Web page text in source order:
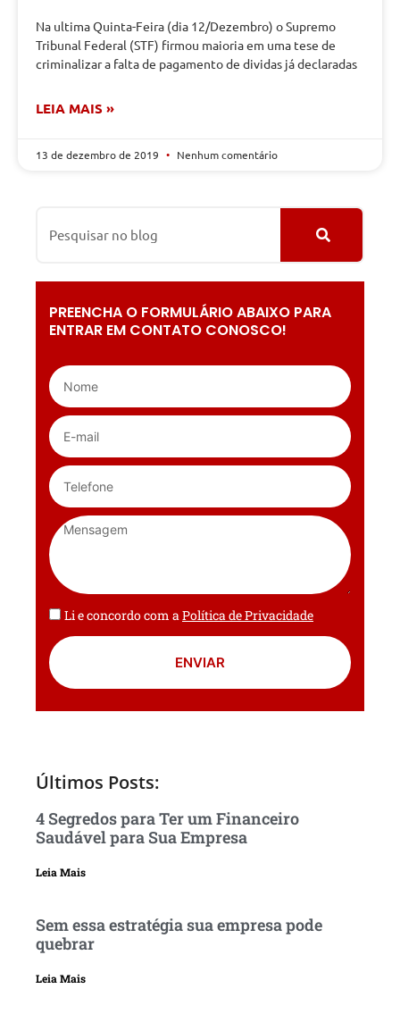
Na ultima Quinta-Feira (dia 12/Dezembro) o Supremo
Tribunal Federal (STF) firmou maioria em uma tese de
criminalizar a falta de pagamento de dividas já declaradas
LEIA MAIS »
13 de dezembro de 2019 Nenhum comentário
PREENCHA O FORMULÁRIO ABAIXO PARA
ENTRAR EM CONTATO CONOSCO!
Li e concordo com aPolítica de Privacidade
ENVIAR
Últimos Posts:
4 Segredos para Ter um Financeiro
Saudável para Sua Empresa
Leia Mais
Sem essa estratégia sua empresa pode
quebrar
Leia Mais